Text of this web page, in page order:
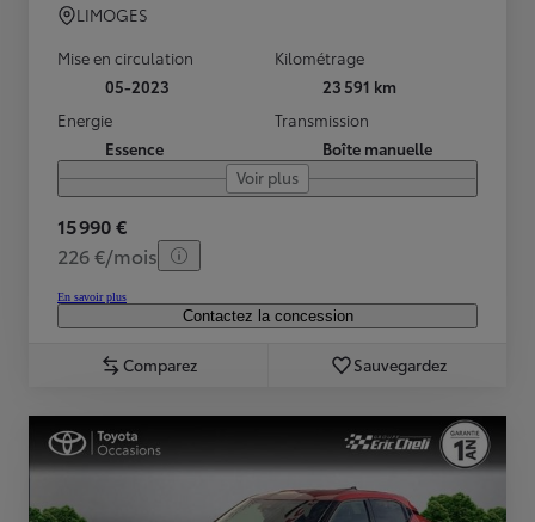
LIMOGES
Mise en circulation
05-2023
Kilométrage
23 591 km
Energie
Essence
Transmission
Boîte manuelle
Voir plus
15 990 €
226 €/mois
En savoir plus
Contactez la concession
Comparez Sauvegardez